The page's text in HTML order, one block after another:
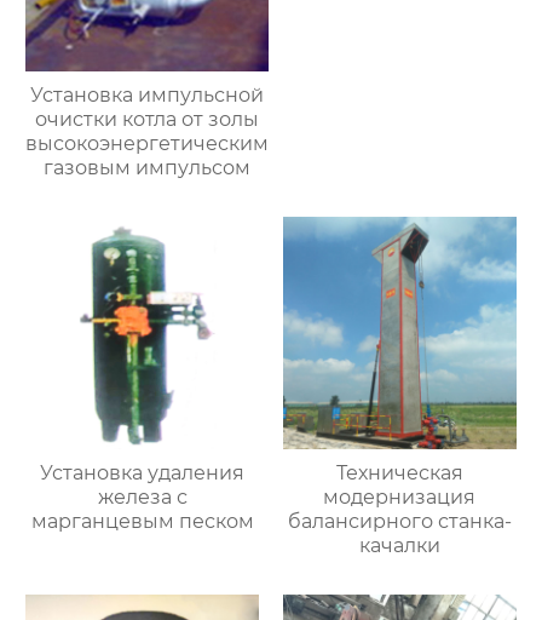
Установка импульсной
очистки котла от золы
высокоэнергетическим
газовым импульсом
Установка удаления
железа с
марганцевым песком
Техническая
модернизация
балансирного станка-
качалки